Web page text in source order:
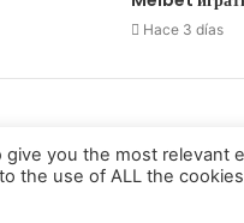
Hace 3 días
you the most
the use of ALL the